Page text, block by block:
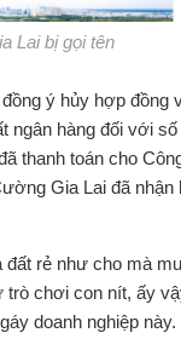
Lai bị gọi tên
ý hủy hợp đồng
ngân hàng đối với
thanh toán cho
Gia Lai đã nhận
đất rẻ như cho mà
trò chơi con nít, ấy
doanh nghiệp này.